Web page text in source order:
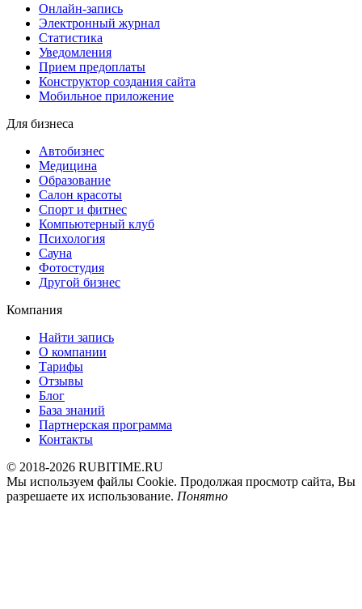
Онлайн-запись
Электронный журнал
Статистика
Уведомления
Прием предоплаты
Конструктор создания сайта
Мобильное приложение
Для бизнеса
Автобизнес
Медицина
Образование
Салон красоты
Спорт и фитнес
Компьютерный клуб
Психология
Сауна
Фотостудия
Другой бизнес
Компания
Найти запись
О компании
Тарифы
Отзывы
Блог
База знаний
Партнерская программа
Контакты
© 2018-2026 RUBITIME.RU
Мы используем файлы Cookie. Продолжая просмотр сайта, Вы
разрешаете их использование. Понятно